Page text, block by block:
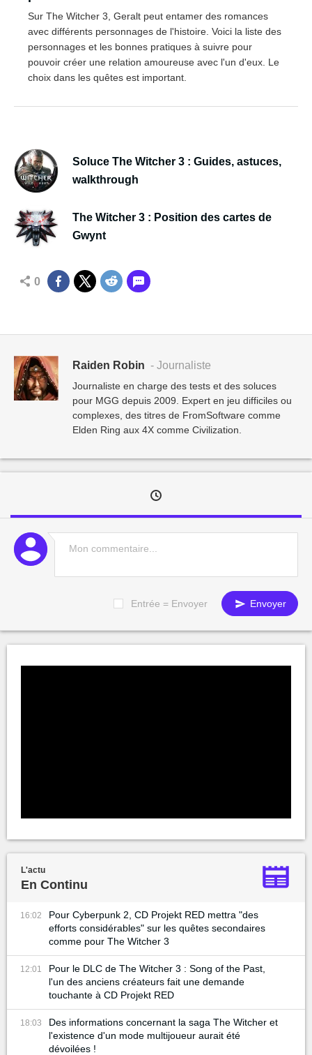
Sur The Witcher 3, Geralt peut entamer des romances
avec différents personnages de l'histoire. Voici la liste des
personnages et les bonnes pratiques à suivre pour
pouvoir créer une relation amoureuse avec l'un d'eux. Le
choix dans les quêtes est important.
Soluce The Witcher 3 : Guides, astuces,
walkthrough
The Witcher 3 : Position des cartes de
Gwynt
0
Raiden Robin - Journaliste
Journaliste en charge des tests et des soluces
pour MGG depuis 2009. Expert en jeu difficiles ou
complexes, des titres de FromSoftware comme
Elden Ring aux 4X comme Civilization.
Entrée = Envoyer Envoyer
L'actu
En Continu
16:02
Pour Cyberpunk 2, CD Projekt RED mettra "des
efforts considérables" sur les quêtes secondaires
comme pour The Witcher 3
12:01
Pour le DLC de The Witcher 3 : Song of the Past,
l'un des anciens créateurs fait une demande
touchante à CD Projekt RED
18:03
Des informations concernant la saga The Witcher et
l'existence d'un mode multijoueur aurait été
dévoilées !